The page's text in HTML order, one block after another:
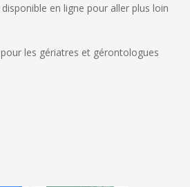
en ligne pour aller plus loin
les gériatres et gérontologues